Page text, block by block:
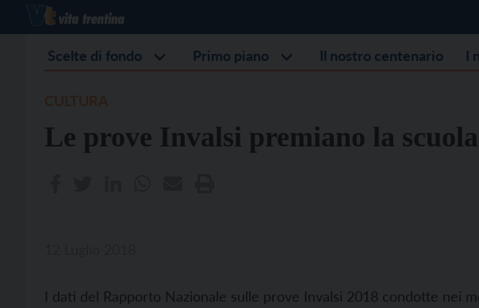
Scelte di fondo Primo piano Il nostro centenario I
Le prove Invalsi premiano la
I dati del Rapporto Nazionale sulle prove Invalsi 2018 condotte nei